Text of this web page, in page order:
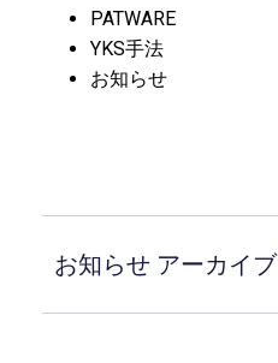
PATWARE
YKS手法
お知らせ
お知らせ アーカイブ